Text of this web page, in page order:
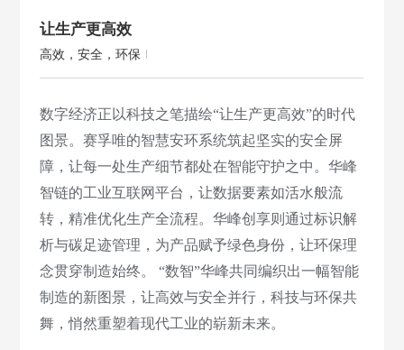
让生产更高效
高效，安全，环保
数字经济正以科技之笔描绘“让生产更高效”的时代
图景。赛孚唯的智慧安环系统筑起坚实的安全屏
障，让每一处生产细节都处在智能守护之中。华峰
智链的工业互联网平台，让数据要素如活水般流
转，精准优化生产全流程。华峰创享则通过标识解
析与碳足迹管理，为产品赋予绿色身份，让环保理
念贯穿制造始终。 “数智”华峰共同编织出一幅智能
制造的新图景，让高效与安全并行，科技与环保共
舞，悄然重塑着现代工业的崭新未来。